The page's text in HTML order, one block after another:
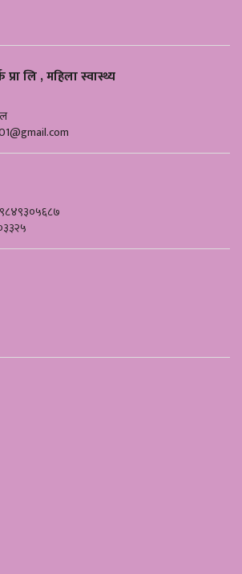
प्रा लि , महिला स्वास्थ्य